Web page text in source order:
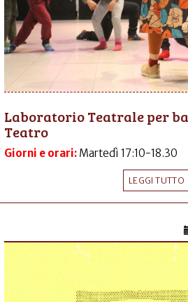
Laboratorio Teatrale per
Teatro
Giorni e orari: Martedì 17:10-18.30
LEGGI TUTTO